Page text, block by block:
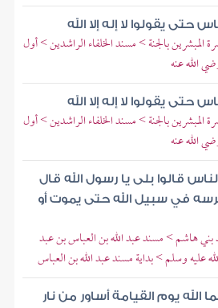
حتى يقولوا لا إله إلا الله
المبشرين بالجنة > مسند الخلفاء الراشدين > أول
الله عنه
حتى يقولوا لا إله إلا الله
المبشرين بالجنة > مسند الخلفاء الراشدين > أول
الله عنه
قالوا بلى يا رسول الله قال
في سبيل الله حتى يموت أو
هاشم > مسند عبد الله بن العباس بن عبد
عليه وسلم > بداية مسند عبد الله بن العباس
الله يوم القيامة أساور من نار